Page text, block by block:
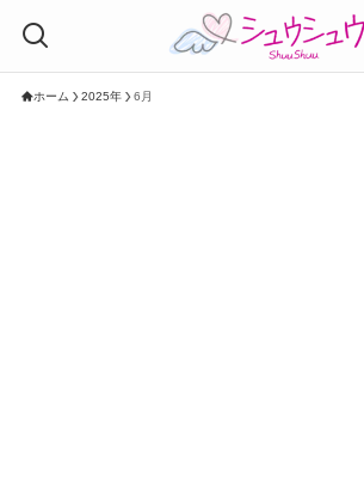
ホーム 2025年 6月